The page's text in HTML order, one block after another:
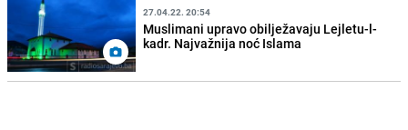
27.04.22. 20:54
Muslimani upravo obilježavaju Lejletu-l-
kadr. Najvažnija noć Islama